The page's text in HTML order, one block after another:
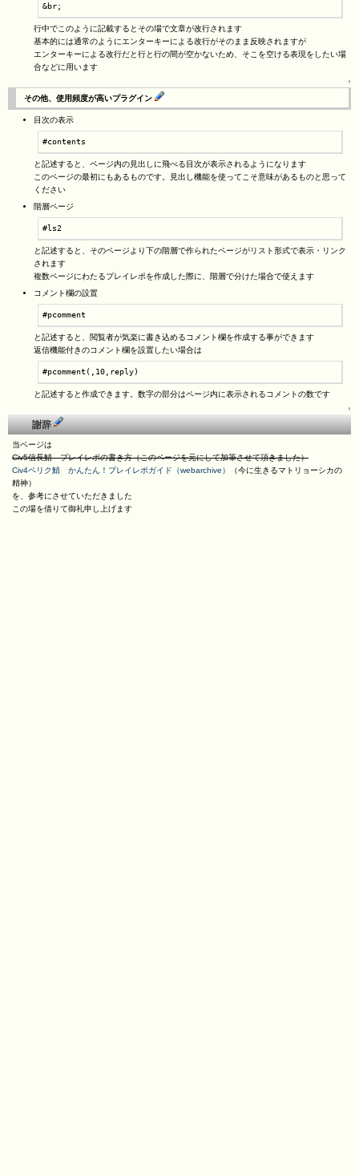
&br;
行中でこのように記載するとその場で文章が改行されます
基本的には通常のようにエンターキーによる改行がそのまま反映されますが
エンターキーによる改行だと行と行の間が空かないため、そこを空ける表現をしたい場
合などに用います
↑
その他、使用頻度が高いプラグイン
目次の表示
#contents
と記述すると、ページ内の見出しに飛べる目次が表示されるようになります
このページの最初にもあるものです。見出し機能を使ってこそ意味があるものと思って
ください
階層ページ
#ls2
と記述すると、そのページより下の階層で作られたページがリスト形式で表示・リンク
されます
複数ページにわたるプレイレポを作成した際に、階層で分けた場合で使えます
コメント欄の設置
#pcomment
と記述すると、閲覧者が気楽に書き込めるコメント欄を作成する事ができます
返信機能付きのコメント欄を設置したい場合は
#pcomment(,10,reply)
と記述すると作成できます。数字の部分はページ内に表示されるコメントの数です
↑
謝辞
当ページは
Civ5信長鯖 プレイレポの書き方（このページを元にして加筆させて頂きました）
Civ4ペリク鯖 かんたん！プレイレポガイド（webarchive）
（今に生きるマトリョーシカの
精神）
を、参考にさせていただきました
この場を借りて御礼申し上げます